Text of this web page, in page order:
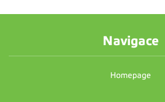
Navigace
Homepage